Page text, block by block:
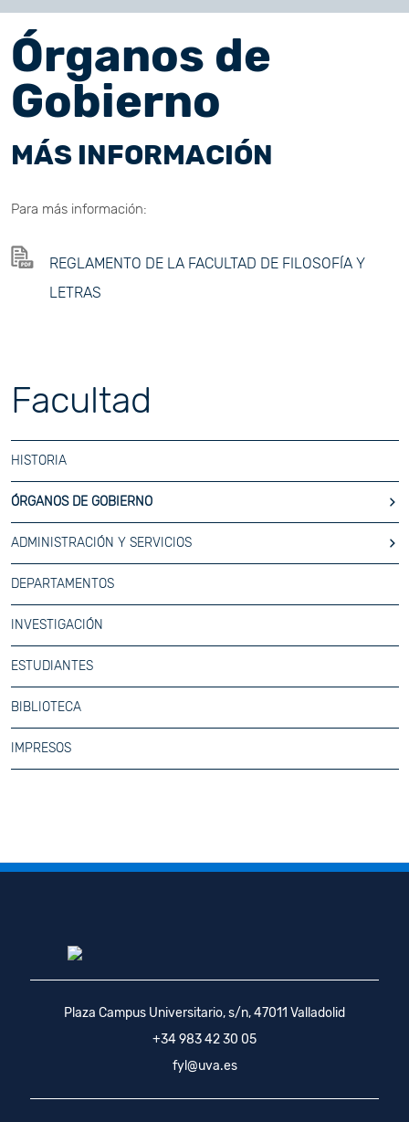
Órganos de
Gobierno
MÁS INFORMACIÓN
Para más información:
REGLAMENTO DE LA FACULTAD DE FILOSOFÍA Y
LETRAS
Facultad
HISTORIA
ÓRGANOS DE GOBIERNO
ADMINISTRACIÓN Y SERVICIOS
DEPARTAMENTOS
INVESTIGACIÓN
ESTUDIANTES
BIBLIOTECA
IMPRESOS
Plaza Campus Universitario, s/n, 47011 Valladolid
+34 983 42 30 05
fyl@uva.es